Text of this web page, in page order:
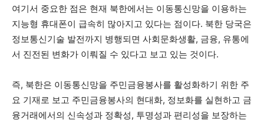
여기서 중요한 점은 현재 북한에서는 이동통신망을 이용하는
지능형 휴대폰이 급속히 많아지고 있다는 점이다. 북한 당국은
정보통신기술 발전까지 병행되면 사회문화생활, 금융, 유통에
서 진전된 변화가 이뤄질 수 있다고 보고 있는 것이다.
즉, 북한은 이동통신망을 주민금융봉사를 활성화하기 위한 주
요 기재로 보고 주민금융봉사의 현대화, 정보화를 실현하고 금
융거래에서의 신속성과 정확성, 투명성과 편리성을 보장하는